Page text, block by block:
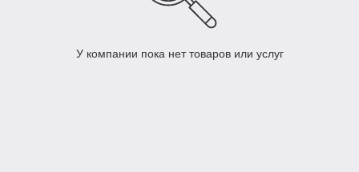
У компании пока нет товаров или услуг